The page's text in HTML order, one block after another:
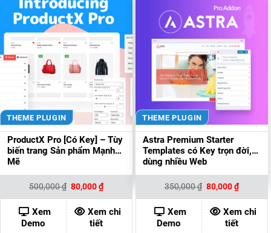
THEME PLUGIN
ProductX Pro [Có Key] – Tùy
biến trang Sản phẩm Mạnh
Mẽ
500,000₫ Giá
gốc
là:
500,000 ₫.
80,000₫Giá
hiện
tại
là:
80,000 ₫.
Xem
Demo
Xem chi
tiết
THEME PLUGIN
Astra Premium Starter
Templates có Key trọn đời,
dùng nhiều Web
350,000₫ Giá
gốc
là:
350,000 ₫.
80,000₫Giá
hiện
tại
là:
80,000
Xem
Demo
Xem chi
tiết